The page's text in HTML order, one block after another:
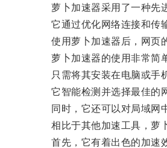
萝卜加速器采用了一种先进
它通过优化网络连接和传输
使用萝卜加速器后，网页的
萝卜加速器的使用非常简单
只需将其安装在电脑或手机
它智能检测并选择最佳的网
同时，它还可以对局域网中
相比于其他加速工具，萝卜
首先，它有着出色的加速效